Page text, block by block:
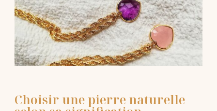
Choisir une pierre naturelle